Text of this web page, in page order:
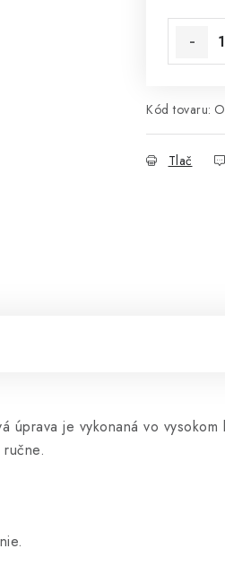
Kód tovaru:
Tlač
je vykonaná vo